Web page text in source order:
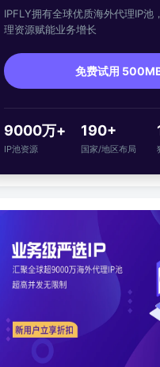
IPFLY拥有全球优质海外代理IP池
理资源赋能业务增长
免费试用
9000万+
IP池资源
190+
国家/地区布局